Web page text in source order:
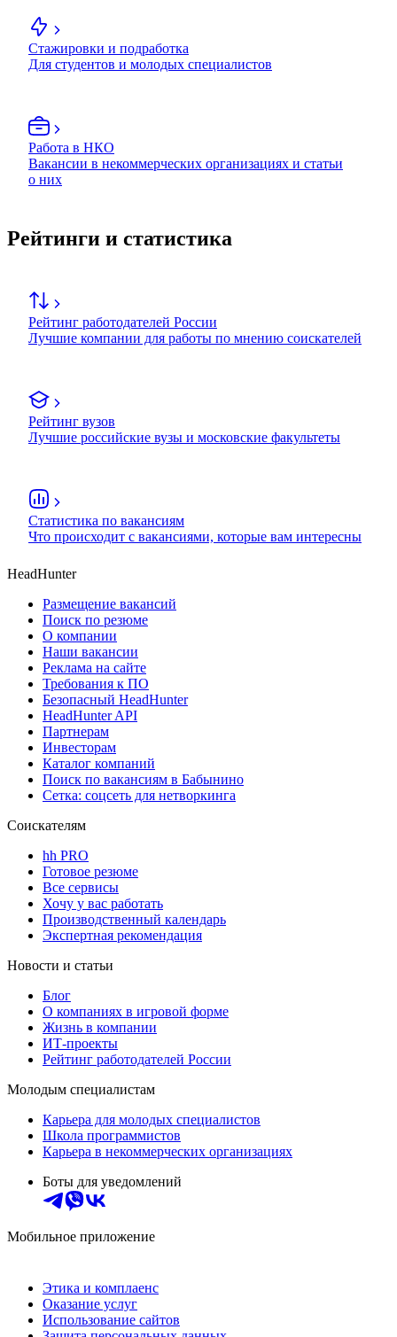
Стажировки и подработка
Для студентов и молодых специалистов
Работа в НКО
Вакансии в некоммерческих организациях и статьи
о них
Рейтинги и статистика
Рейтинг работодателей России
Лучшие компании для работы по мнению соискателей
Рейтинг вузов
Лучшие российские вузы и московские факультеты
Статистика по вакансиям
Что происходит с вакансиями, которые вам интересны
HeadHunter
Размещение вакансий
Поиск по резюме
О компании
Наши вакансии
Реклама на сайте
Требования к ПО
Безопасный HeadHunter
HeadHunter API
Партнерам
Инвесторам
Каталог компаний
Поиск по вакансиям в Бабынино
Сетка: соцсеть для нетворкинга
Соискателям
hh PRO
Готовое резюме
Все сервисы
Хочу у вас работать
Производственный календарь
Экспертная рекомендация
Новости и статьи
Блог
О компаниях в игровой форме
Жизнь в компании
ИТ-проекты
Рейтинг работодателей России
Молодым специалистам
Карьера для молодых специалистов
Школа программистов
Карьера в некоммерческих организациях
Боты для уведомлений
Мобильное приложение
Этика и комплаенс
Оказание услуг
Использование сайтов